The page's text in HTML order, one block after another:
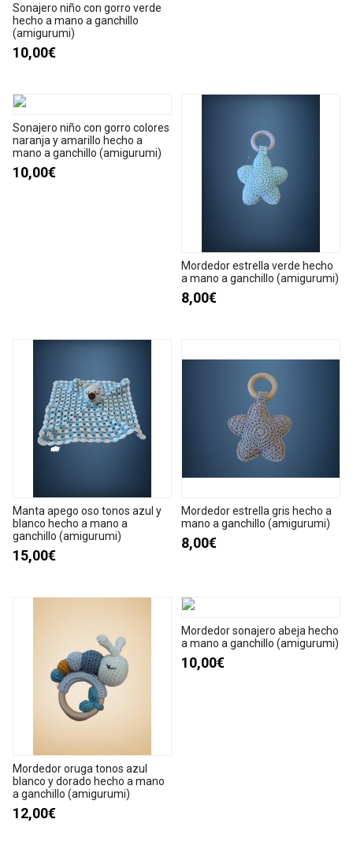
Sonajero niño con gorro verde
hecho a mano a ganchillo
(amigurumi)
10,00€
Sonajero niño con gorro colores
naranja y amarillo hecho a
mano a ganchillo (amigurumi)
10,00€
Mordedor estrella verde hecho
a mano a ganchillo (amigurumi)
8,00€
Manta apego oso tonos azul y
blanco hecho a mano a
ganchillo (amigurumi)
15,00€
Mordedor estrella gris hecho a
mano a ganchillo (amigurumi)
8,00€
Mordedor oruga tonos azul
blanco y dorado hecho a mano
a ganchillo (amigurumi)
12,00€
Mordedor sonajero abeja hecho
a mano a ganchillo (amigurumi)
10,00€